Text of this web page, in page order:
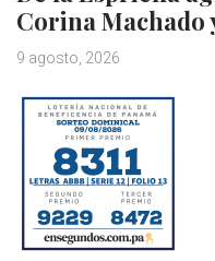
Corina
9 agosto, 2026